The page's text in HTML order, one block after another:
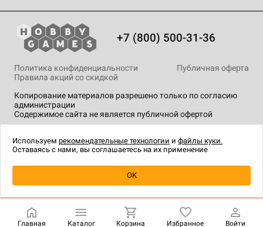
Уведомить о наличии
+7 (800) 500-31-36
Копирование материалов разрешено только по согласию
администрации
Содержимое сайта не является публичной офертой
Политика конфиденциальности
Публичная оферта
Правила акций со скидкой
технологии.
Главная Каталог Корзина Избранное Войти
Используем рекомендательные технологии и файлы куки.
Оставаясь с нами, вы соглашаетесь на их применение
OK